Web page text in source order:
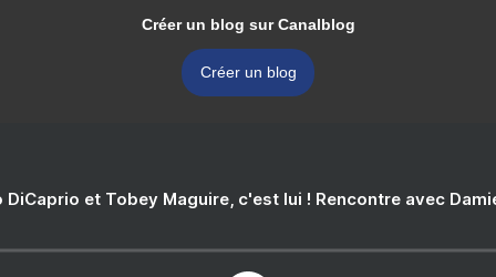
Créer un blog sur Canalblog
Créer un blog
DiCaprio et Tobey Maguire, c'est lui ! Rencontre avec